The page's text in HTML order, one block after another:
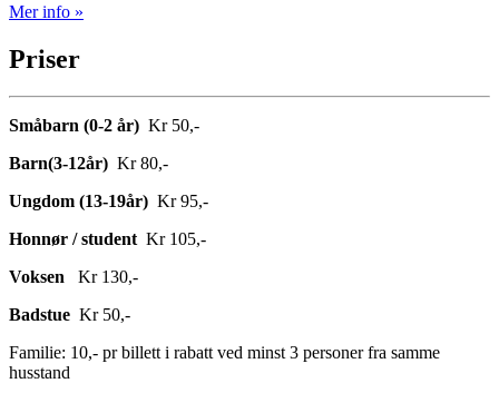
Mer info »
Priser
Småbarn (0-2 år) Kr 50,-
Barn(3-12år) Kr 80,-
Ungdom (13-19år) Kr 95,-
Honnør / student Kr 105,-
Voksen Kr 130,-
Badstue Kr 50,-
Familie: 10,- pr billett i rabatt ved minst 3 personer fra samme
husstand